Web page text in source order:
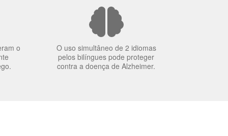
o
O uso simultâneo de 2 idiomas
pelos bilíngues pode proteger
contra a doença de Alzheimer.